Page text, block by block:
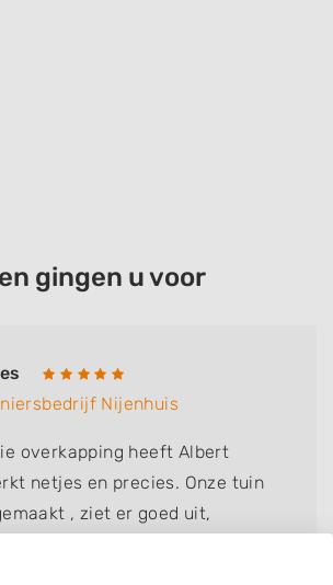
gingen u voor
Nijenhuis
overkapping heeft Albert
netjes en precies. Onze tuin
, ziet er goed uit,